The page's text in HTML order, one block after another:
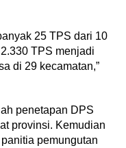
25 TPS dari 10
TPS menjadi
di 29 kecamatan,”
penetapan DPS
provinsi. Kemudian
pemungutan